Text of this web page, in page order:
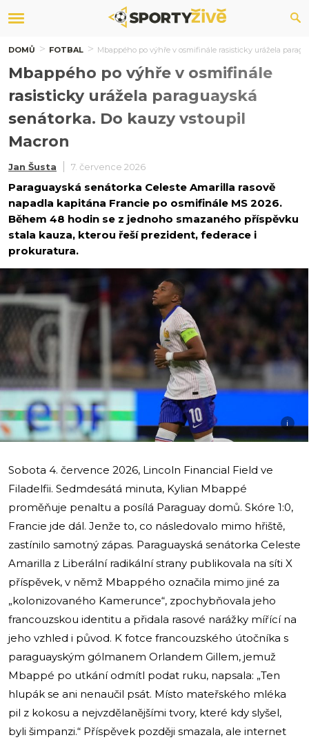
DOMŮ FOTBAL Mbappého po výhře v osmifinále rasisticky urážela
Mbappého po výhře v osmifinále
rasisticky urážela paraguayská
senátorka. Do kauzy vstoupil
Macron
Jan Šusta 7. července 2026
Paraguayská senátorka Celeste Amarilla rasově
napadla kapitána Francie po osmifinále MS 2026.
Během 48 hodin se z jednoho smazaného příspěvku
stala kauza, kterou řeší prezident, federace i
prokuratura.
i
Sobota 4. července 2026, Lincoln Financial Field ve
Filadelfii. Sedmdesátá minuta, Kylian Mbappé
proměňuje penaltu a posílá Paraguay domů. Skóre 1:0,
Francie jde dál. Jenže to, co následovalo mimo hřiště,
zastínilo samotný zápas. Paraguayská senátorka Celeste
Amarilla z Liberální radikální strany publikovala na síti X
příspěvek, v němž Mbappého označila mimo jiné za
„kolonizovaného Kamerunce“, zpochybňovala jeho
francouzskou identitu a přidala rasové narážky mířící na
jeho vzhled i původ. K fotce francouzského útočníka s
paraguayským gólmanem Orlandem Gillem, jemuž
Mbappé po utkání odmítl podat ruku, napsala: „Ten
hlupák se ani nenaučil psát. Místo mateřského mléka
pil z kokosu a nejvzdělanějšími tvory, které kdy slyšel,
byli šimpanzi.“ Příspěvek později smazala, ale internet